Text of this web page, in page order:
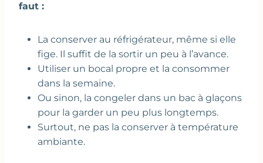
faut :
La conserver au réfrigérateur, même si elle
fige. Il suffit de la sortir un peu à l’avance.
Utiliser un bocal propre et la consommer
dans la semaine.
Ou sinon, la congeler dans un bac à glaçons
pour la garder un peu plus longtemps.
Surtout, ne pas la conserver à température
ambiante.